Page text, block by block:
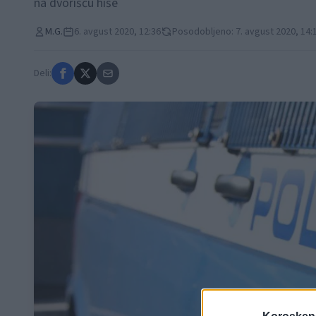
M.G. 6. avgust 2020, 12:36 Posodobljeno: 7. avgust 2020,
Deli: